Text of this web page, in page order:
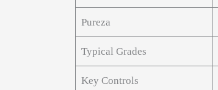
Pureza
Typical Grades
Key Controls